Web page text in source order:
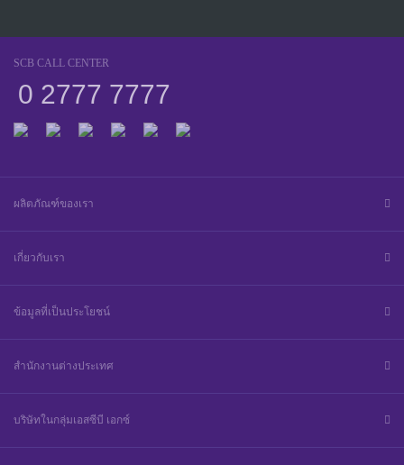
SCB CALL CENTER
0 2777 7777
ผลิตภัณฑ์ของเรา
เกี่ยวกับเรา
ข้อมูลที่เป็นประโยชน์
สำนักงานต่างประเทศ
บริษัทในกลุ่มเอสซีบี เอกซ์